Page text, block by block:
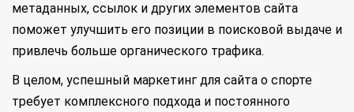
метаданных, ссылок и других элементов сайта
поможет улучшить его позиции в поисковой выдаче и
привлечь больше органического трафика.
В целом, успешный маркетинг для сайта о спорте
требует комплексного подхода и постоянного